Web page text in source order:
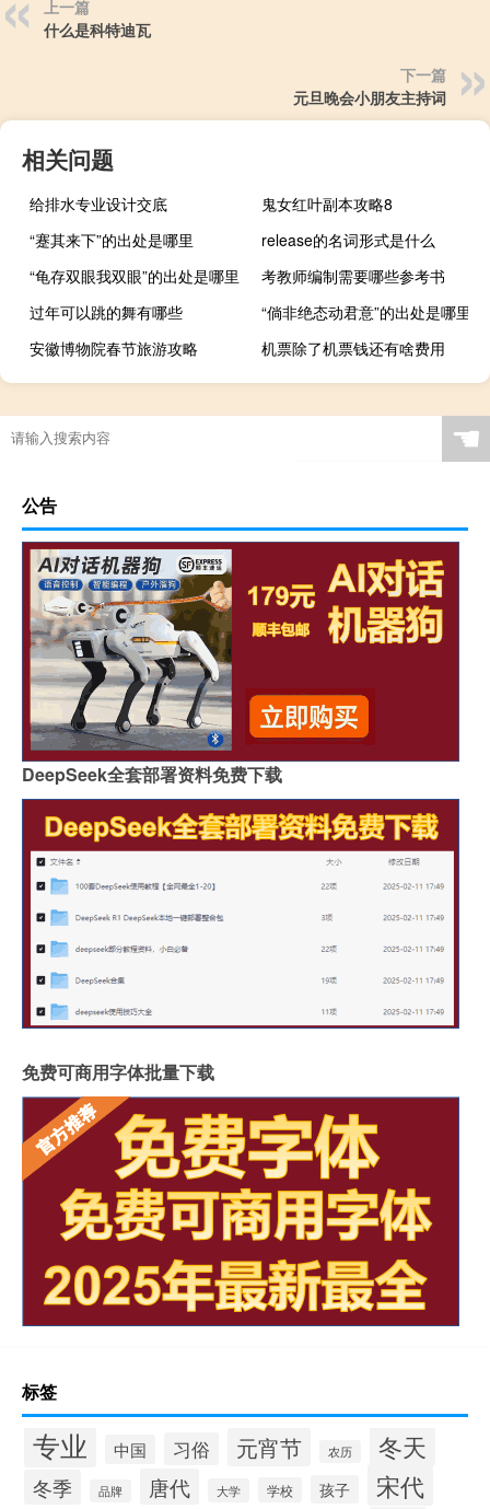
上一篇
什么是科特迪瓦
下一篇
元旦晚会小朋友主持词
相关问题
给排水专业设计交底
鬼女红叶副本攻略8
“蹇其来下”的出处是哪里
release的名词形式是什么
“龟存双眼我双眼”的出处是哪里
考教师编制需要哪些参考书
过年可以跳的舞有哪些
“倘非绝态动君意”的出处是哪里
安徽博物院春节旅游攻略
机票除了机票钱还有啥费用
☚
公告
DeepSeek全套部署资料免费下载
免费可商用字体批量下载
标签
专业 中国 习俗 元宵节 农历 冬天
冬季 品牌 唐代 大学 学校 孩子 宋代